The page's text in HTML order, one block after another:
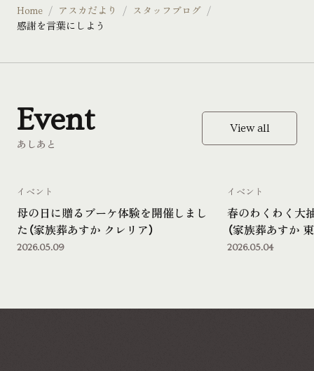
Home アスカだより
スタッフブログ
感謝を言葉にしよう
あしあと
Event View all
母の日に贈るブーケ体験を開催しまし
た（家族葬あすか クレリア）
イベント
2026.05.09
春のわくわく大
（家族葬あすか
イベント
2026.05.04